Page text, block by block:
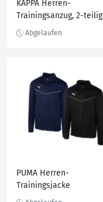
KAPPA Herren-
Trainingsanzug, 2-teilig
PUMA Herren-
Trainingsjacke